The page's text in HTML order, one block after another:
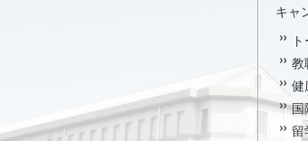
キャ
教
健
国
留